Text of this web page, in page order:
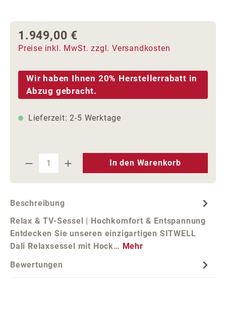
Regulärer Preis:
1.949,00 €
Preise inkl. MwSt. zzgl. Versandkosten
Wir haben Ihnen 20% Herstellerrabatt in
Abzug gebracht.
Lieferzeit: 2-5 Werktage
Produkt Anzahl: Gib den
In den Warenkorb
Beschreibung
Relax & TV-Sessel | Hochkomfort & Entspannung
Entdecken Sie unseren einzigartigen SITWELL
Dali Relaxsessel mit Hock… Mehr
Bewertungen